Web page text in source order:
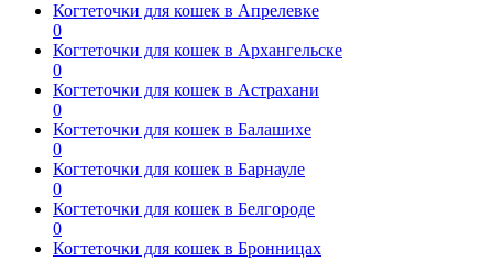
Когтеточки для кошек в Апрелевке
0
Когтеточки для кошек в Архангельске
0
Когтеточки для кошек в Астрахани
0
Когтеточки для кошек в Балашихе
0
Когтеточки для кошек в Барнауле
0
Когтеточки для кошек в Белгороде
0
Когтеточки для кошек в Бронницах